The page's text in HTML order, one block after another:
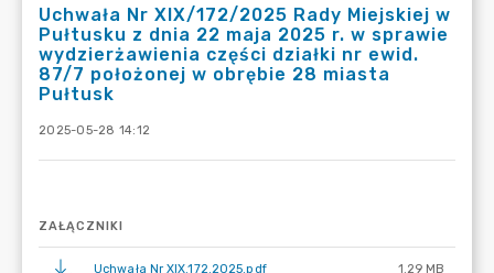
Uchwała Nr XIX/172/2025 Rady Miejskiej w
Pułtusku z dnia 22 maja 2025 r. w sprawie
wydzierżawienia części działki nr ewid.
87/7 położonej w obrębie 28 miasta
Pułtusk
2025-05-28 14:12
ZAŁĄCZNIKI
Uchwała Nr XIX.172.2025.pdf 1.29 MB